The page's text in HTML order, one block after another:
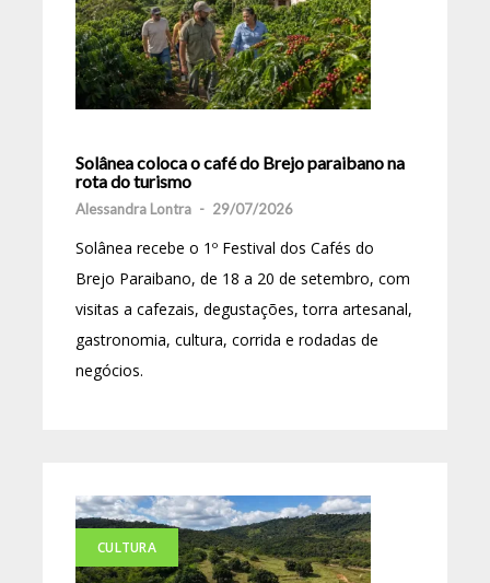
Solânea coloca o café do Brejo paraibano na
rota do turismo
Alessandra Lontra - 29/07/2026
Solânea recebe o 1º Festival dos Cafés do
Brejo Paraibano, de 18 a 20 de setembro, com
visitas a cafezais, degustações, torra artesanal,
gastronomia, cultura, corrida e rodadas de
negócios.
CULTURA